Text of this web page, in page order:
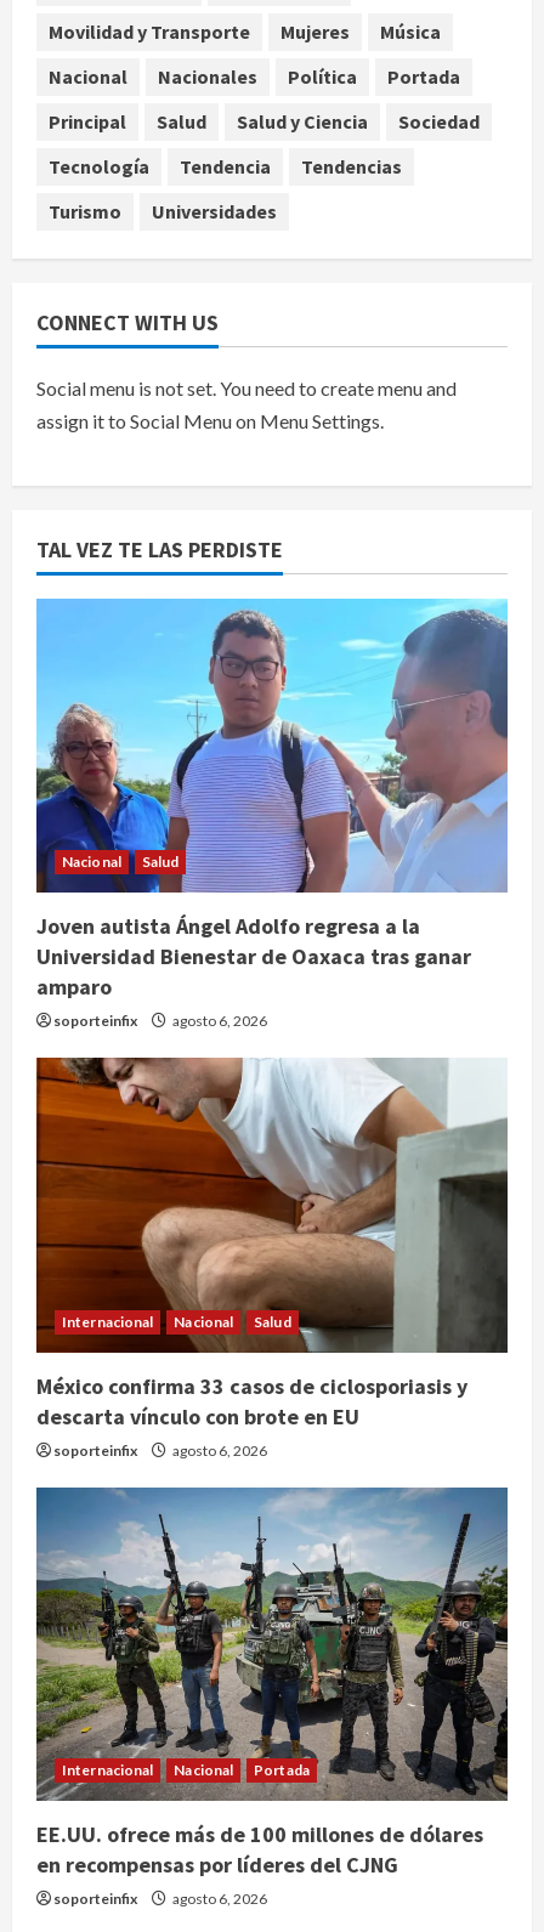
USDA en Michoacán
Movilidad y Transporte Mujeres
Música
Nacional
Nacionales Política
Portada
Principal
Salud Salud y Ciencia
Sociedad
Tecnología
Tendencia
Tendencias
Turismo
Universidades
CONNECT WITH US
Social menu is not set. You need to create menu and
assign it to Social Menu on Menu Settings.
TAL VEZ TE LAS PERDISTE
Nacional Salud
Joven autista Ángel Adolfo regresa a la
Universidad Bienestar de Oaxaca tras ganar
amparo
soporteinfix agosto 6, 2026
Internacional Nacional Salud
México confirma 33 casos de ciclosporiasis y
descarta vínculo con brote en EU
soporteinfix agosto 6, 2026
Internacional Nacional Portada
EE.UU. ofrece más de 100 millones de dólares
en recompensas por líderes del CJNG
soporteinfix agosto 6, 2026